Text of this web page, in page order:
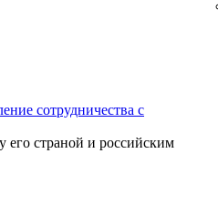
сотрудничества с
его страной и российским